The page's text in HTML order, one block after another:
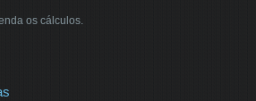
os cálculos.